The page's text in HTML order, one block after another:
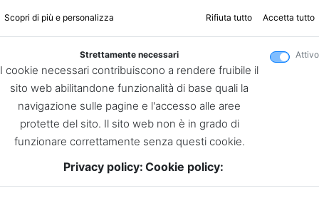
Scopri di più e personalizza Rifiuta tutto Accetta tutto
Strettamente necessari
I cookie necessari contribuiscono a rendere fruibile il
sito web abilitandone funzionalità di base quali la
navigazione sulle pagine e l'accesso alle aree
protette del sito. Il sito web non è in grado di
funzionare correttamente senza questi cookie.
Privacy policy: Cookie policy:
Attivo